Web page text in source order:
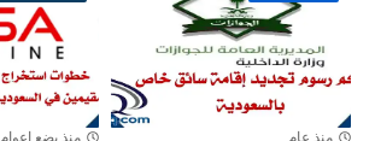
منذ عام منذ بضع اعوام